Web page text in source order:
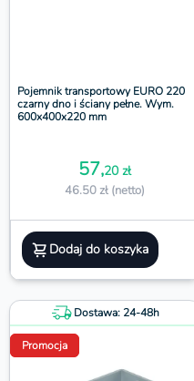
Pojemnik transportowy EURO 220
czarny dno i ściany pełne. Wym.
600x400x220 mm
57,20 zł
46.50 zł (netto)
Dodaj do koszyka
Dostawa: 24-48h
Promocja